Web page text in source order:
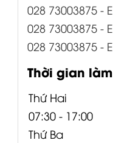
028 73003875 -
028 73003875 -
028 73003875 -
Thời gian
Thứ Hai
07:30 - 17:00
Thứ Ba